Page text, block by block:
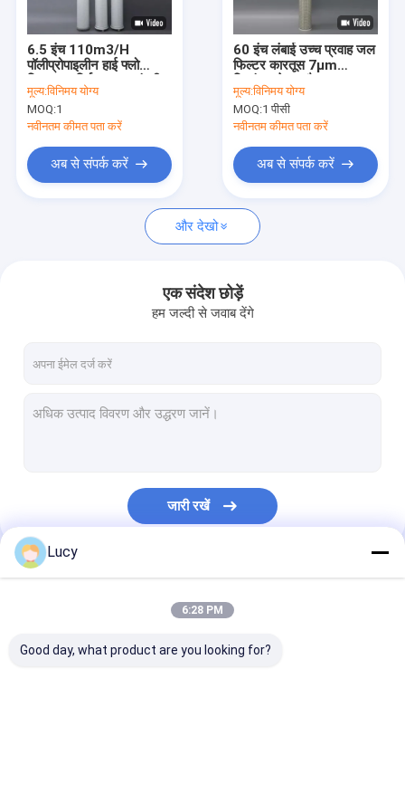
हमारे बारे में
फ़ैक्टरी टूर
गुणवत्ता नियंत्रण
हमसे संपर्क करें
उच्च प्रवाह फिल्टर कारतूस
Pleated फ़िल्टर कारतूस
कंडेनसेट पॉलिशिंग फ़िल्टर
स्ट्रिंग घाव फ़िल्टर कारतूस
6.5 इंच 110m3/H
पॉलीप्रोपाइलीन हाई फ्लो
फिल्टर कार्ट्रिज, उच्च गंदगी
धारण क्षमता के साथ समुद्री
जल विलवणीकरण के लिए
मूल्य:विनिमय योग्य
MOQ:1
नवीनतम कीमत पता करें
अब से संपर्क करें
60 इंच लंबाई उच्च प्रवाह जल
फिल्टर कारतूस 7μm
निस्पंदन क्षेत्र और 120 °C
अधिकतम तापमान के साथ
मूल्य:विनिमय योग्य
MOQ:1 पीसी
नवीनतम कीमत पता करें
अब से संपर्क करें
और देखो
एक संदेश छोड़ें
हम जल्दी से जवाब देंगे
जारी रखें
हमारी श्रेणियाँ
Lucy
6:28 PM
Good day, what product are you looking for?